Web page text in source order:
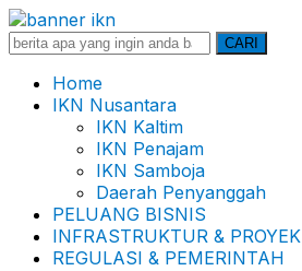
Search
CARI
Home
IKN Nusantara
IKN Kaltim
IKN Penajam
IKN Samboja
Daerah Penyanggah
PELUANG BISNIS
INFRASTRUKTUR & PROYEK
REGULASI & PEMERINTAH